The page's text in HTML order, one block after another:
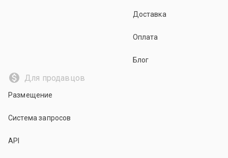
Доставка
Оплата
Блог
Для продавцов
Размещение
Система запросов
API